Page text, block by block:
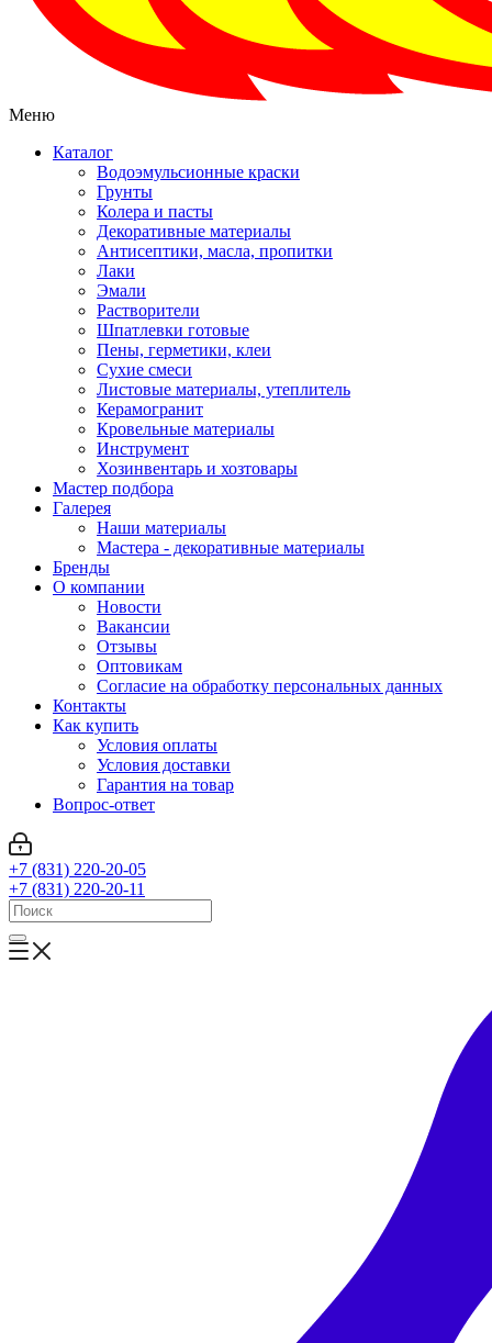
Меню
Каталог
Водоэмульсионные краски
Грунты
Колера и пасты
Декоративные материалы
Антисептики, масла, пропитки
Лаки
Эмали
Растворители
Шпатлевки готовые
Пены, герметики, клеи
Сухие смеси
Листовые материалы, утеплитель
Керамогранит
Кровельные материалы
Инструмент
Хозинвентарь и хозтовары
Мастер подбора
Галерея
Наши материалы
Мастера - декоративные материалы
Бренды
О компании
Новости
Вакансии
Отзывы
Оптовикам
Cогласие на обработку персональных данных
Контакты
Как купить
Условия оплаты
Условия доставки
Гарантия на товар
Вопрос-ответ
+7 (831) 220-20-05
+7 (831) 220-20-11